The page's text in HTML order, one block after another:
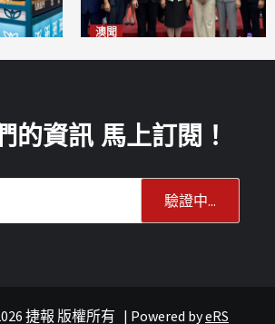
澳聞
的資訊 馬上訂閱！
捷報 版權所有 | Powered byeRS